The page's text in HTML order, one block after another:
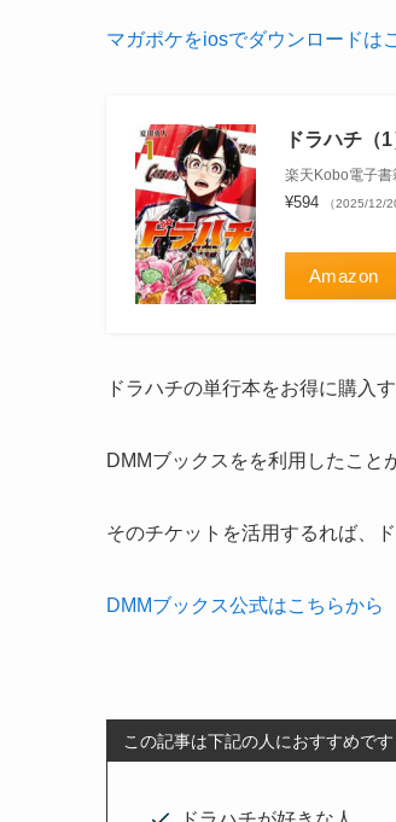
マガポケをiosでダウンロードは
ドラハチ（
楽天Kobo電子書
¥594 （2025/12/
Amazon
ドラハチの単行本をお得に購入
DMMブックスをを利用したこと
そのチケットを活用するれば、
DMMブックス公式はこちらから
この記事は下記の人におすすめです